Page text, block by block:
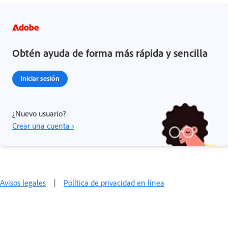
Obtén ayuda de forma más rápida y sencilla
Iniciar sesión
¿Nuevo usuario?
Crear una cuenta ›
Avisos legales | Política de privacidad en línea